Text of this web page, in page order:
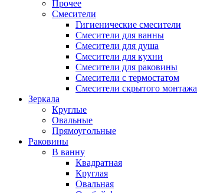
Прочее
Смесители
Гигиенические смесители
Смесители для ванны
Смесители для душа
Смесители для кухни
Смесители для раковины
Смесители с термостатом
Смесители скрытого монтажа
Зеркала
Круглые
Овальные
Прямоугольные
Раковины
В ванну
Квадратная
Круглая
Овальная